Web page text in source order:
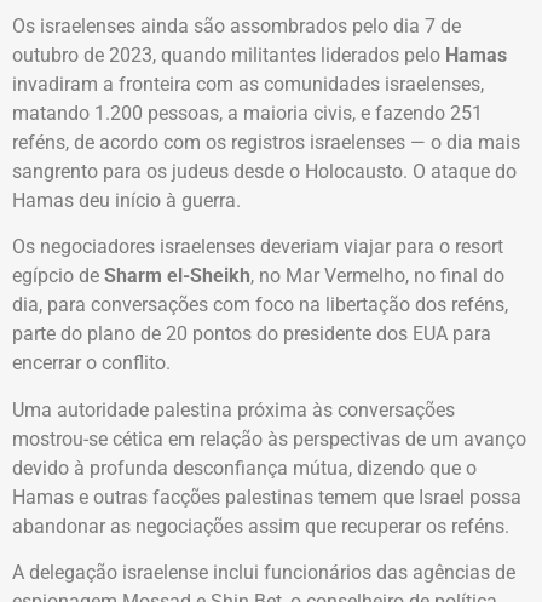
Os israelenses ainda são assombrados pelo dia 7 de
outubro de 2023, quando militantes liderados pelo Hamas
invadiram a fronteira com as comunidades israelenses,
matando 1.200 pessoas, a maioria civis, e fazendo 251
reféns, de acordo com os registros israelenses — o dia mais
sangrento para os judeus desde o Holocausto. O ataque do
Hamas deu início à guerra.
Os negociadores israelenses deveriam viajar para o resort
egípcio de Sharm el-Sheikh, no Mar Vermelho, no final do
dia, para conversações com foco na libertação dos reféns,
parte do plano de 20 pontos do presidente dos EUA para
encerrar o conflito.
Uma autoridade palestina próxima às conversações
mostrou-se cética em relação às perspectivas de um avanço
devido à profunda desconfiança mútua, dizendo que o
Hamas e outras facções palestinas temem que Israel possa
abandonar as negociações assim que recuperar os reféns.
A delegação israelense inclui funcionários das agências de